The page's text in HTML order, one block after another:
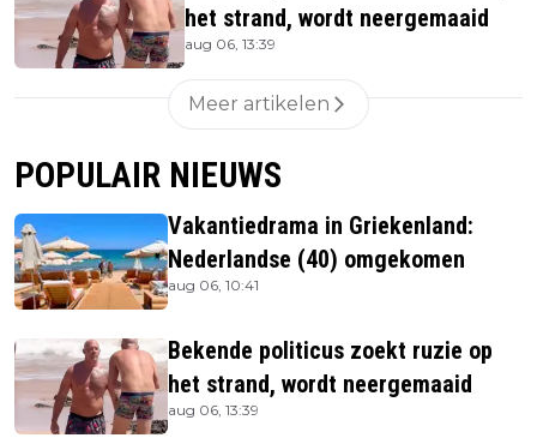
het strand, wordt neergemaaid
aug 06, 13:39
Meer artikelen
POPULAIR NIEUWS
Vakantiedrama in Griekenland:
Nederlandse (40) omgekomen
aug 06, 10:41
Bekende politicus zoekt ruzie op
het strand, wordt neergemaaid
aug 06, 13:39